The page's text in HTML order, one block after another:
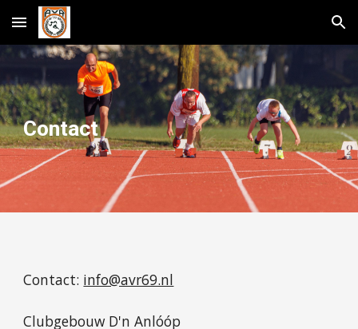
Skip to main content Skip to navigation
Contact
Contact: info@avr69.nl
Clubgebouw D'n Anlóóp